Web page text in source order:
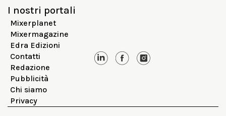
I nostri portali
Mixerplanet
Mixermagazine
Edra Edizioni
Contatti
Redazione
Pubblicità
Chi siamo
Privacy